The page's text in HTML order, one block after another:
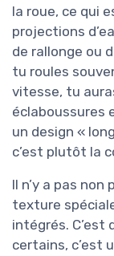
la roue, ce qui
projections
de rallonge ou
tu roules
vitesse, tu
éclaboussures
un design «
c’est plutôt la
Il n’y a pas
texture
intégrés. C’est
certains, c’est